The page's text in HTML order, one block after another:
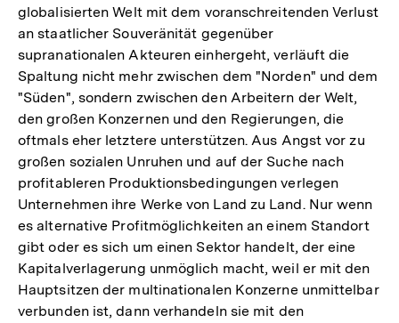
globalisierten Welt mit dem voranschreitenden Verlust
an staatlicher Souveränität gegenüber
supranationalen Akteuren einhergeht, verläuft die
Spaltung nicht mehr zwischen dem "Norden" und dem
"Süden", sondern zwischen den Arbeitern der Welt,
den großen Konzernen und den Regierungen, die
oftmals eher letztere unterstützen. Aus Angst vor zu
großen sozialen Unruhen und auf der Suche nach
profitableren Produktionsbedingungen verlegen
Unternehmen ihre Werke von Land zu Land. Nur wenn
es alternative Profitmöglichkeiten an einem Standort
gibt oder es sich um einen Sektor handelt, der eine
Kapitalverlagerung unmöglich macht, weil er mit den
Hauptsitzen der multinationalen Konzerne unmittelbar
verbunden ist, dann verhandeln sie mit den